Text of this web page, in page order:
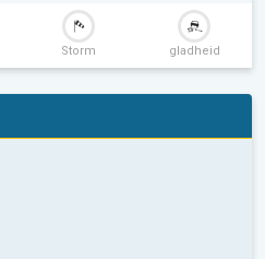
Storm gladheid